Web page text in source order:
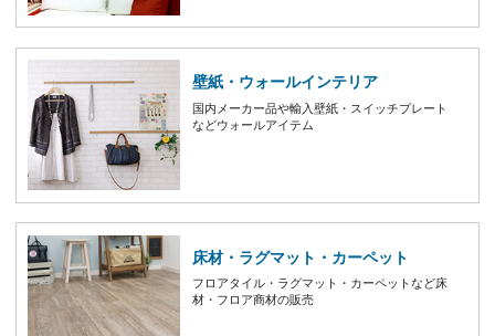
壁紙・ウォールインテリア
国内メーカー品や輸入壁紙・スイッチプレート
などウォールアイテム
床材・ラグマット・カーペット
フロアタイル・ラグマット・カーペットなど床
材・フロア商材の販売